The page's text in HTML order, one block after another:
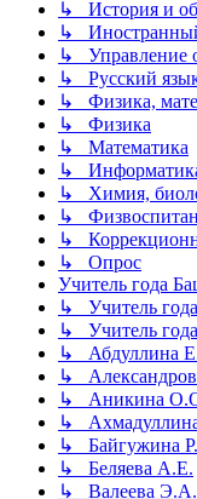
↳ История и
↳
↳ Управление
↳ Русский
↳ Физика,
↳ Физика
↳ Математика
↳
↳ Химия,
↳
↳
↳ Опрос
Учитель года
↳ Учитель года
↳ Учитель года
↳ Абдуллина
↳
↳ Аникина
↳
↳ Байгужина
↳ Беляева А.Е.
↳ Валеева Э.А.